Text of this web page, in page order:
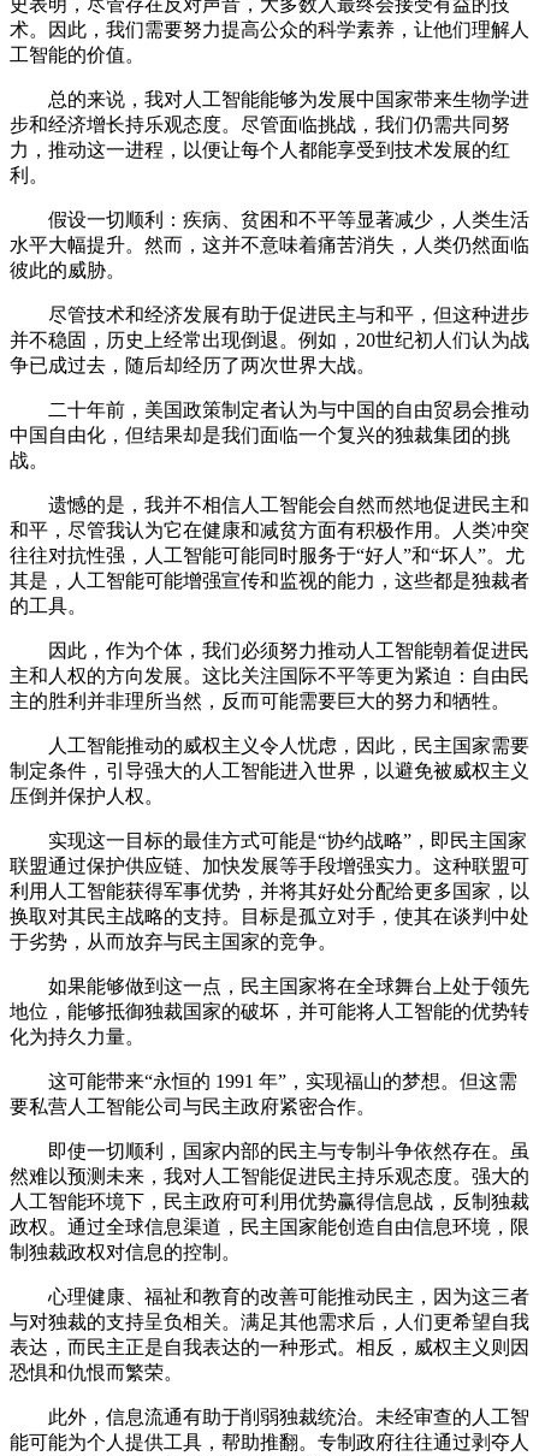
史表明，尽管存在反对声音，大多数人最终会接受有益的技
术。因此，我们需要努力提高公众的科学素养，让他们理解人
工智能的价值。
总的来说，我对人工智能能够为发展中国家带来生物学进
步和经济增长持乐观态度。尽管面临挑战，我们仍需共同努
力，推动这一进程，以便让每个人都能享受到技术发展的红
利。
假设一切顺利：疾病、贫困和不平等显著减少，人类生活
水平大幅提升。然而，这并不意味着痛苦消失，人类仍然面临
彼此的威胁。
尽管技术和经济发展有助于促进民主与和平，但这种进步
并不稳固，历史上经常出现倒退。例如，20世纪初人们认为战
争已成过去，随后却经历了两次世界大战。
二十年前，美国政策制定者认为与中国的自由贸易会推动
中国自由化，但结果却是我们面临一个复兴的独裁集团的挑
战。
遗憾的是，我并不相信人工智能会自然而然地促进民主和
和平，尽管我认为它在健康和减贫方面有积极作用。人类冲突
往往对抗性强，人工智能可能同时服务于“好人”和“坏人”。尤
其是，人工智能可能增强宣传和监视的能力，这些都是独裁者
的工具。
因此，作为个体，我们必须努力推动人工智能朝着促进民
主和人权的方向发展。这比关注国际不平等更为紧迫：自由民
主的胜利并非理所当然，反而可能需要巨大的努力和牺牲。
人工智能推动的威权主义令人忧虑，因此，民主国家需要
制定条件，引导强大的人工智能进入世界，以避免被威权主义
压倒并保护人权。
实现这一目标的最佳方式可能是“协约战略”，即民主国家
联盟通过保护供应链、加快发展等手段增强实力。这种联盟可
利用人工智能获得军事优势，并将其好处分配给更多国家，以
换取对其民主战略的支持。目标是孤立对手，使其在谈判中处
于劣势，从而放弃与民主国家的竞争。
如果能够做到这一点，民主国家将在全球舞台上处于领先
地位，能够抵御独裁国家的破坏，并可能将人工智能的优势转
化为持久力量。
这可能带来“永恒的 1991 年”，实现福山的梦想。但这需
要私营人工智能公司与民主政府紧密合作。
即使一切顺利，国家内部的民主与专制斗争依然存在。虽
然难以预测未来，我对人工智能促进民主持乐观态度。强大的
人工智能环境下，民主政府可利用优势赢得信息战，反制独裁
政权。通过全球信息渠道，民主国家能创造自由信息环境，限
制独裁政权对信息的控制。
心理健康、福祉和教育的改善可能推动民主，因为这三者
与对独裁的支持呈负相关。满足其他需求后，人们更希望自我
表达，而民主正是自我表达的一种形式。相反，威权主义则因
恐惧和仇恨而繁荣。
此外，信息流通有助于削弱独裁统治。未经审查的人工智
能可能为个人提供工具，帮助推翻。专制政府往往通过剥夺人